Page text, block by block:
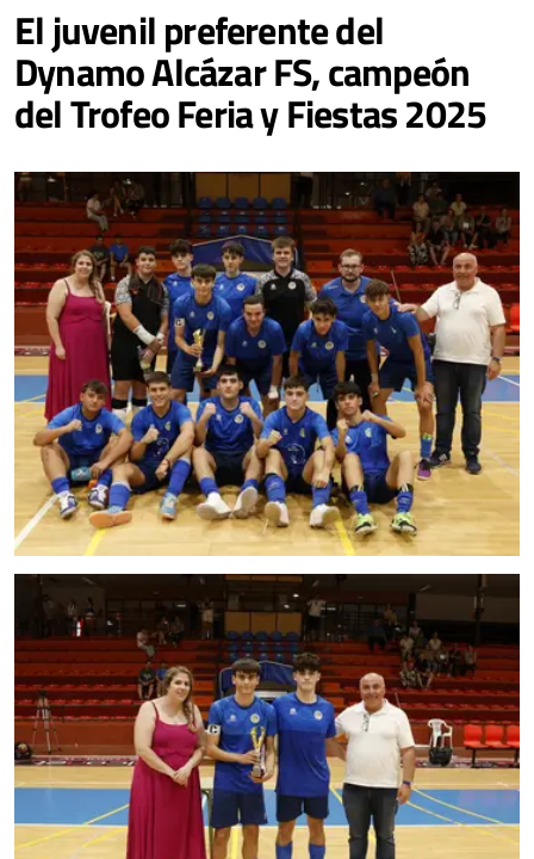
El juvenil preferente del
Dynamo Alcázar FS, campeón
del Trofeo Feria y Fiestas 2025